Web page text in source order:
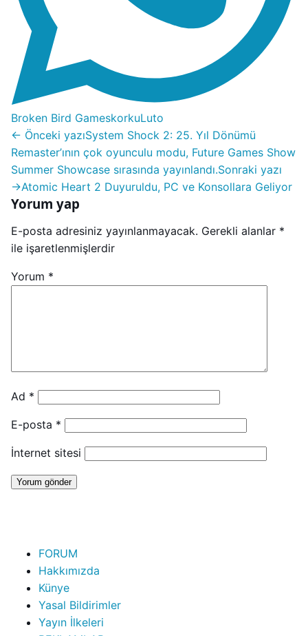
Broken Bird GameskorkuLuto
← Önceki yazıSystem Shock 2: 25. Yıl Dönümü
Remaster’ının çok oyunculu modu, Future Games Show
Summer Showcase sırasında yayınlandı.Sonraki yazı
→Atomic Heart 2 Duyuruldu, PC ve Konsollara Geliyor
Yorum yap
E-posta adresiniz yayınlanmayacak. Gerekli alanlar *
ile işaretlenmişlerdir
Yorum *
Ad *
E-posta *
İnternet sitesi
FORUM
Hakkımızda
Künye
Yasal Bildirimler
Yayın İlkeleri